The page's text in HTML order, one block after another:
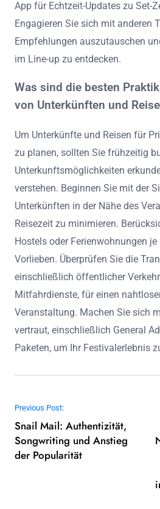
App für Echtzeit-Updates zu Set-
Engagieren Sie sich mit anderen
Empfehlungen auszutauschen
im Line-up zu entdecken.
Was sind die besten
von Unterkünften und
Um Unterkünfte und Reisen für
zu planen, sollten Sie frühzeitig
Unterkunftsmöglichkeiten
verstehen. Beginnen Sie mit der
Unterkünften in der Nähe des
Reisezeit zu minimieren.
Hostels oder Ferienwohnungen
Vorlieben. Überprüfen Sie die
einschließlich öffentlicher
Mitfahrdienste, für einen
Veranstaltung. Machen Sie sich
vertraut, einschließlich General
Paketen, um Ihr Festivalerlebnis
Post navigation
Previous Post:
Snail Mail: Authentizität,
Songwriting und Anstieg
der Popularität